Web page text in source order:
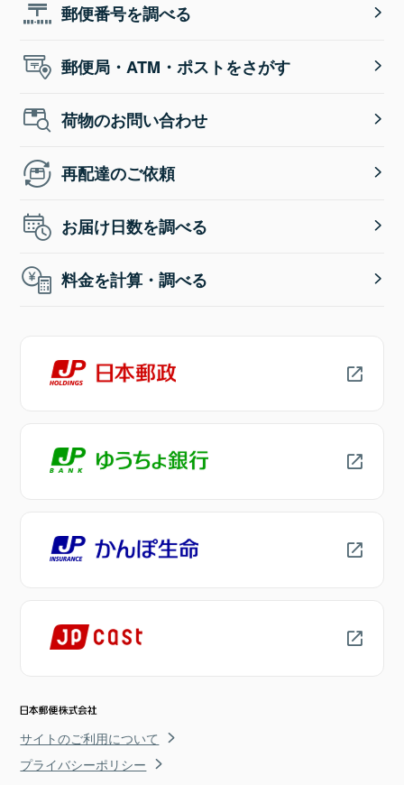
郵便番号を調べる
郵便局・ATM・ポストをさがす
荷物のお問い合わせ
再配達のご依頼
お届け日数を調べる
料金を計算・調べる
サイトのご利用について
プライバシーポリシー